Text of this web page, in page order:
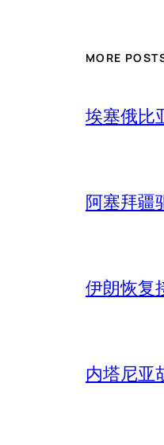
MORE
埃塞俄比
阿塞拜疆
伊朗恢复
内塔尼亚